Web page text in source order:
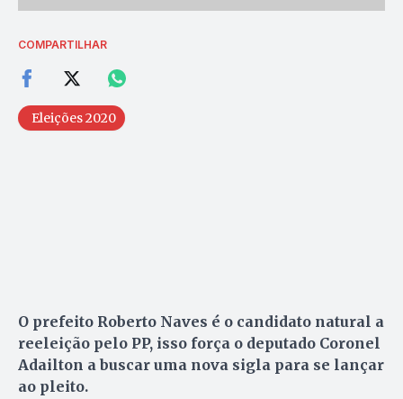
COMPARTILHAR
Eleições 2020
O prefeito Roberto Naves é o candidato natural a
reeleição pelo PP, isso força o deputado Coronel
Adailton a buscar uma nova sigla para se lançar
ao pleito.